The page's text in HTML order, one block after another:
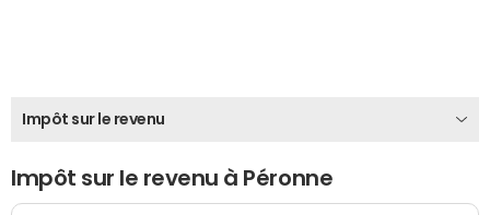
Impôt sur le revenu
Impôt sur le revenu à Péronne